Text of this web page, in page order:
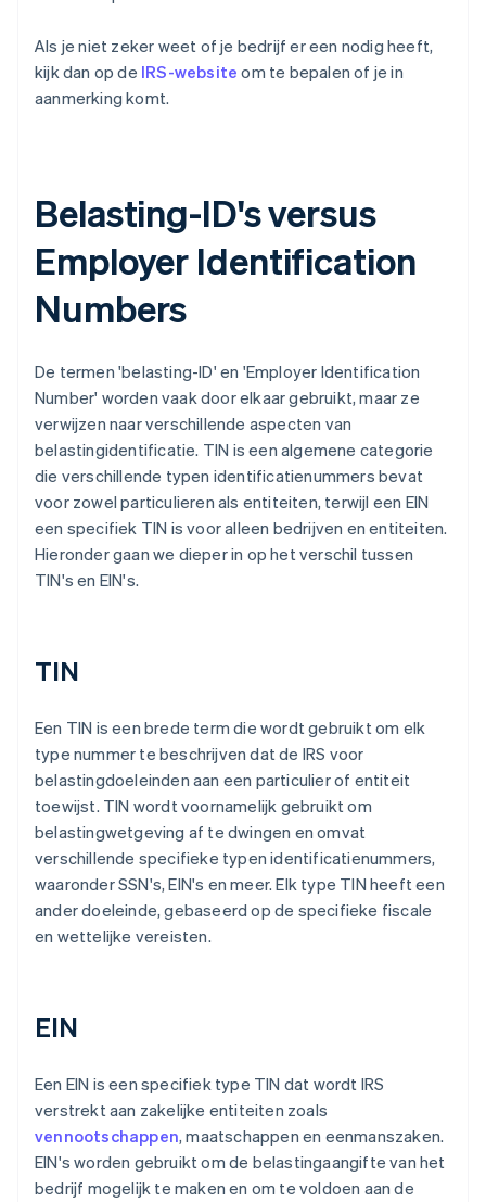
Als je niet zeker weet of je bedrijf er een nodig heeft,
kijk dan op de IRS-website om te bepalen of je in
aanmerking komt.
Belasting-ID's versus
Employer Identification
Numbers
De termen 'belasting-ID' en 'Employer Identification
Number' worden vaak door elkaar gebruikt, maar ze
verwijzen naar verschillende aspecten van
belastingidentificatie. TIN is een algemene categorie
die verschillende typen identificatienummers bevat
voor zowel particulieren als entiteiten, terwijl een EIN
een specifiek TIN is voor alleen bedrijven en entiteiten.
Hieronder gaan we dieper in op het verschil tussen
TIN's en EIN's.
TIN
Een TIN is een brede term die wordt gebruikt om elk
type nummer te beschrijven dat de IRS voor
belastingdoeleinden aan een particulier of entiteit
toewijst. TIN wordt voornamelijk gebruikt om
belastingwetgeving af te dwingen en omvat
verschillende specifieke typen identificatienummers,
waaronder SSN's, EIN's en meer. Elk type TIN heeft een
ander doeleinde, gebaseerd op de specifieke fiscale
en wettelijke vereisten.
EIN
Een EIN is een specifiek type TIN dat wordt IRS
verstrekt aan zakelijke entiteiten zoals
vennootschappen, maatschappen en eenmanszaken.
EIN's worden gebruikt om de belastingaangifte van het
bedrijf mogelijk te maken en om te voldoen aan de